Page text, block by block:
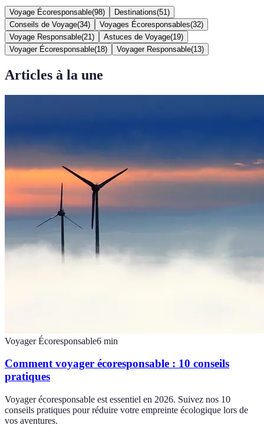
Voyage Écoresponsable(98) Destinations(51 )
Conseils de Voyage(34) Voyages Écoresponsables(32)
Voyage Responsable(21 ) Astuces de Voyage(19)
Voyager Écoresponsable(18) Voyager Responsable(13)
Articles à la une
Voyager Écoresponsable6 min
Comment voyager écoresponsable : 10 conseils
pratiques
Voyager écoresponsable est essentiel en 2026. Suivez nos 10
conseils pratiques pour réduire votre empreinte écologique lors de
vos aventures.